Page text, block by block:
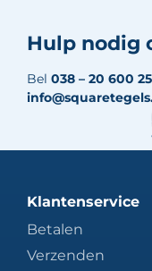
Hulp nodig
Bel 038 – 20 600 25
Klantenservice
Betalen
Verzenden